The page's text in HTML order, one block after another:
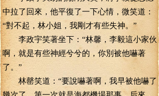
中拉了回來，他平復了一下心情，微笑道：
“對不起，林小姐，我剛才有些失神。”
李政宇笑著坐下：“林馨，李毅這小家伙
啊，就是有些神經兮兮的，你別被他嚇著
了。”
林罄笑道：“要說嚇著啊，我早被他嚇了